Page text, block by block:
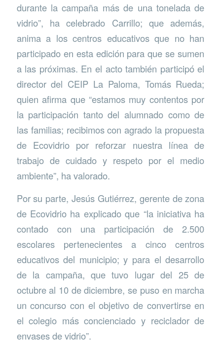
durante la campaña más de una tonelada de
vidrio”, ha celebrado Carrillo; que además,
anima a los centros educativos que no han
participado en esta edición para que se sumen
a las próximas. En el acto también participó el
director del CEIP La Paloma, Tomás Rueda;
quien afirma que “estamos muy contentos por
la participación tanto del alumnado como de
las familias; recibimos con agrado la propuesta
de Ecovidrio por reforzar nuestra línea de
trabajo de cuidado y respeto por el medio
ambiente”, ha valorado.
Por su parte, Jesús Gutiérrez, gerente de zona
de Ecovidrio ha explicado que “la iniciativa ha
contado con una participación de 2.500
escolares pertenecientes a cinco centros
educativos del municipio; y para el desarrollo
de la campaña, que tuvo lugar del 25 de
octubre al 10 de diciembre, se puso en marcha
un concurso con el objetivo de convertirse en
el colegio más concienciado y reciclador de
envases de vidrio”.